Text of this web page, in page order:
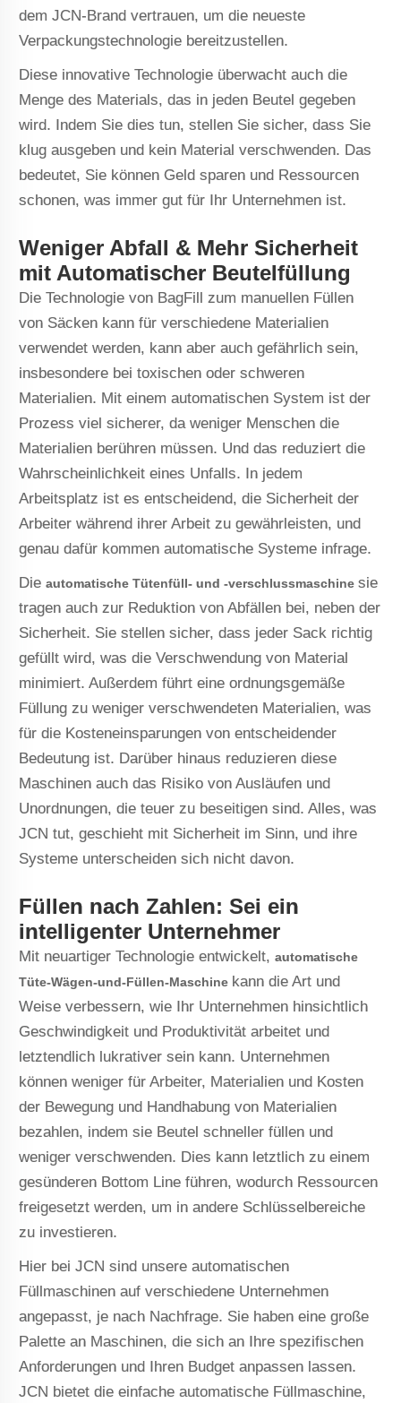
dem JCN-Brand vertrauen, um die neueste
Verpackungstechnologie bereitzustellen.
Diese innovative Technologie überwacht auch die
Menge des Materials, das in jeden Beutel gegeben
wird. Indem Sie dies tun, stellen Sie sicher, dass Sie
klug ausgeben und kein Material verschwenden. Das
bedeutet, Sie können Geld sparen und Ressourcen
schonen, was immer gut für Ihr Unternehmen ist.
Weniger Abfall & Mehr Sicherheit
mit Automatischer Beutelfüllung
Die Technologie von BagFill zum manuellen Füllen
von Säcken kann für verschiedene Materialien
verwendet werden, kann aber auch gefährlich sein,
insbesondere bei toxischen oder schweren
Materialien. Mit einem automatischen System ist der
Prozess viel sicherer, da weniger Menschen die
Materialien berühren müssen. Und das reduziert die
Wahrscheinlichkeit eines Unfalls. In jedem
Arbeitsplatz ist es entscheidend, die Sicherheit der
Arbeiter während ihrer Arbeit zu gewährleisten, und
genau dafür kommen automatische Systeme infrage.
Dieautomatische Tütenfüll- und -verschlussmaschinesie
tragen auch zur Reduktion von Abfällen bei, neben der
Sicherheit. Sie stellen sicher, dass jeder Sack richtig
gefüllt wird, was die Verschwendung von Material
minimiert. Außerdem führt eine ordnungsgemäße
Füllung zu weniger verschwendeten Materialien, was
für die Kosteneinsparungen von entscheidender
Bedeutung ist. Darüber hinaus reduzieren diese
Maschinen auch das Risiko von Ausläufen und
Unordnungen, die teuer zu beseitigen sind. Alles, was
JCN tut, geschieht mit Sicherheit im Sinn, und ihre
Systeme unterscheiden sich nicht davon.
Füllen nach Zahlen: Sei ein
intelligenter Unternehmer
Mit neuartiger Technologie entwickelt,automatische
Tüte-Wägen-und-Füllen-Maschine kann die Art und
Weise verbessern, wie Ihr Unternehmen hinsichtlich
Geschwindigkeit und Produktivität arbeitet und
letztendlich lukrativer sein kann. Unternehmen
können weniger für Arbeiter, Materialien und Kosten
der Bewegung und Handhabung von Materialien
bezahlen, indem sie Beutel schneller füllen und
weniger verschwenden. Dies kann letztlich zu einem
gesünderen Bottom Line führen, wodurch Ressourcen
freigesetzt werden, um in andere Schlüsselbereiche
zu investieren.
Hier bei JCN sind unsere automatischen
Füllmaschinen auf verschiedene Unternehmen
angepasst, je nach Nachfrage. Sie haben eine große
Palette an Maschinen, die sich an Ihre spezifischen
Anforderungen und Ihren Budget anpassen lassen.
JCN bietet die einfache automatische Füllmaschine,